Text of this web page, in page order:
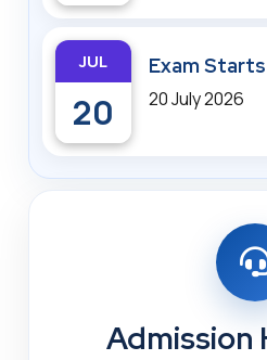
JUL
20
Exam Starts
20 July 2026
Admission